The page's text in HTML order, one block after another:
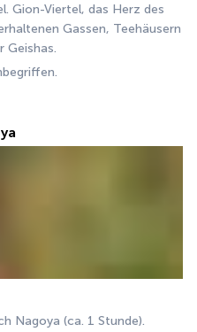
Gion-Viertel, das Herz des
Gassen, Teehäusern
Geishas.
Nagoya (ca. 1 Stunde).